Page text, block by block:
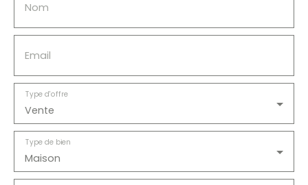
Nom
Email
Vente
Type d'offre
Maison
Type de bien